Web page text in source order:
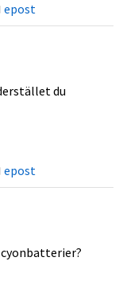
epost
du
epost